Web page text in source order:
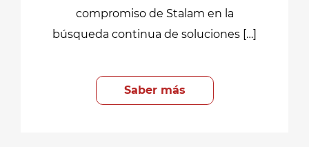
compromiso de Stalam en la
búsqueda continua de soluciones […]
Saber más